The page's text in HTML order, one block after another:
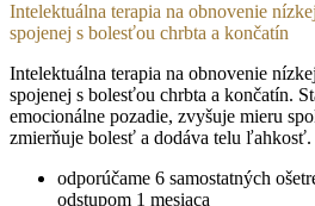
Intelektuálna terapia na obnovenie
spojenej s bolesťou chrbta a končatín
Intelektuálna terapia na obnovenie
spojenej s bolesťou chrbta a končatín.
emocionálne pozadie, zvyšuje mieru
zmierňuje bolesť a dodáva telu ľahkosť.
odporúčame 6 samostatných
odstupom 1 mesiaca